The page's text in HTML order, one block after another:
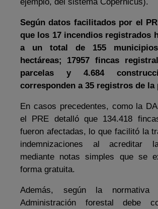
Según datos facilitados por el
que los 17 incendios registrados
a un total de 155
hectáreas;
17957 fincas
parcelas y 4.684
corresponden a 35 registros de la
En casos precedentes, como la
el PRE detalló que 134.418
fueron afectadas, lo que facilitó la
indemnizaciones al acreditar
mediante notas simples que se
forma gratuita.
Además, según la normativa
Administración forestal debe